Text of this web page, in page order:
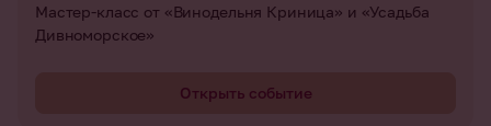
Мастер-класс от «Винодельня Криница» и «Усадьба
Дивноморское»
Открыть событие